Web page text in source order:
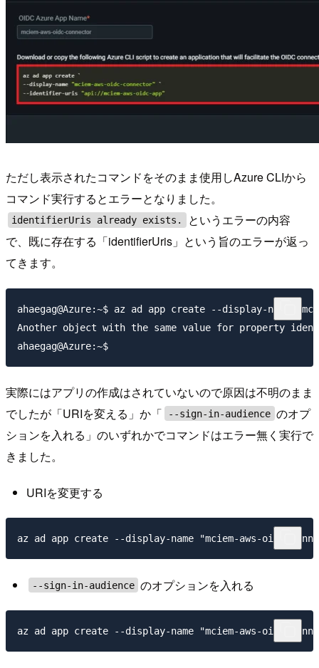
ただし表示されたコマンドをそのまま使用しAzure CLIから
コマンド実行するとエラーとなりました。
identifierUris already exists.
というエラーの内容
で、既に存在する「identifierUris」という旨のエラーが返っ
てきます。
ahaegag@Azure:~$ az ad app create --display-name
Another object with the same value for property
実際にはアプリの作成はされていないので原因は不明のまま
でしたが「URIを変える」か「
--sign-in-audience のオプ
ションを入れる」のいずれかでコマンドはエラー無く実行で
きました。
URIを変更する
--sign-in-audience のオプションを入れる